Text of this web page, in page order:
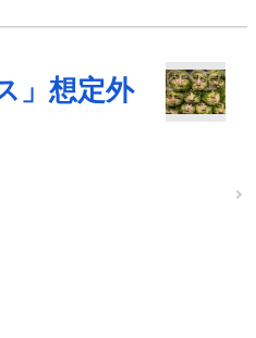
」想定外